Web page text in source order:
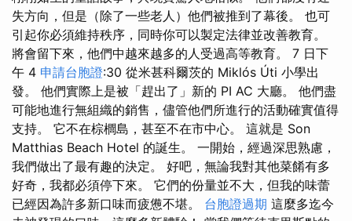
失方向，但是（除了一些老人）他們被推到了幕後。 也可
引起你必須維持秩序，同時你可以製定法律並改善教育。
將會留下來，他們中越來越多的人受過高等教育。 7 日下
午 4 申請台胞證:30 從米甚科爾茨的 Miklós Úti 小學出
發。 他們實際上是被「趕出了」新的 PI AC 大廳。 他們盡
可能地進行無組織的銷售，儘管他們所進行的活動確實值得
支持。 它不在棕櫚島，甚至不在市中心。 這就是 Son
Matthias Beach Hotel 的誕生。 一開始，經過深思熟慮，
我們做出了最有趣的決定。 好吧，無論我對其他菜餚有多
好奇，我都必須停下來。 它們的份量並不大，但我的味蕾
已經因為許多新口味而疲憊不堪。 台胞證過期 這麼多迄今